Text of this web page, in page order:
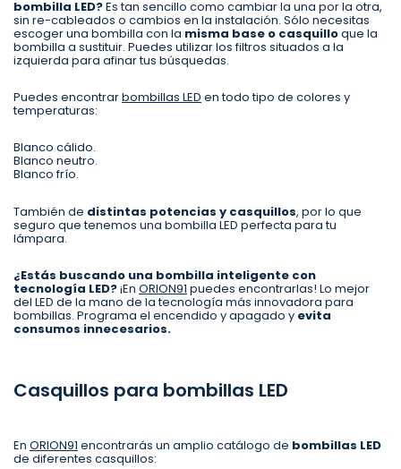
bombilla LED?Es tan sencillo como cambiar la una por la otra,
sin re-cableados o cambios en la instalación. Sólo necesitas
escoger una bombilla con la misma base o casquilloque la
bombilla a sustituir. Puedes utilizar los filtros situados a la
izquierda para afinar tus búsquedas.
Puedes encontrarbombillas LED en todo tipo de colores y
temperaturas:
Blanco cálido.
Blanco neutro.
Blanco frío.
También de distintas potencias y casquillos, por lo que
seguro que tenemos una bombilla LED perfecta para tu
lámpara.
¿Estás buscando una bombilla inteligente con
tecnología LED?¡En ORION91 puedes encontrarlas! Lo mejor
del LED de la mano de la tecnología más innovadora para
bombillas. Programa el encendido y apagado y evita
consumos innecesarios.
Casquillos para bombillas LED
En ORION91 encontrarás un amplio catálogo de bombillas LED
de diferentes casquillos: